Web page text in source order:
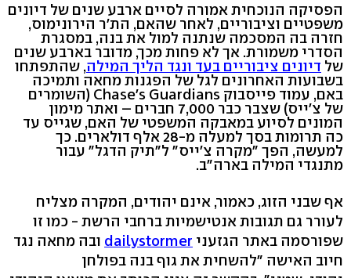
הפסיקה הנוכחית אמורה לסיים ארבע שנים של דיונים
משפטיים וציבוריים, לאחר שהאם, הת'ר הירונימוס,
חזרה בה המסכמה שנתנה למול את בנה, במסגרת
הסדרי משמורת. אך לא פחות מכך, מדובר בארבע שנים
של דיונים ציבוריים בעד ונגד הליך המילה, שהתפתחו
בשבועות האחרונים לגל של הפגנות מחאה ותמיכה
באם, עמוד פייסבוק Chase's Guardians (השומרים
של צ'ייס) שצבר כבר 7,000 חברים – ואתר מימון
המונים לסיוע במאבקה המשפטי של האם, שגייס עד
כה תרומות בסך למעלה מ-28 אלף דולארים. כך
למעשה, הפך "מקרה צ'ייס" ל"תיק הדגל" עבור
מתנגדי המילה בארה"ב.
אף שבני הזוג, כאמור, אינם יהודים, המקרה מצליח
לעורר גם תגובות אנטישמיות ברחבי הרשת - כמו זו
שפורסמה באתר הגזעני dailystormer ובה מחאה נגד
חיוב האישה "להשחית את גוף בנה בפולחן